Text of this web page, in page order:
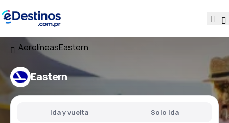
AerolíneasEastern
Eastern
Ida y vuelta Solo ida